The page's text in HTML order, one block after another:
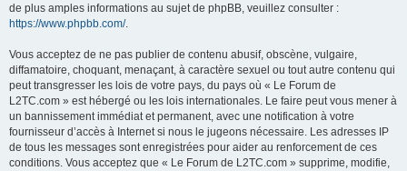
de plus amples informations au sujet de phpBB, veuillez consulter :
https://www.phpbb.com/.
Vous acceptez de ne pas publier de contenu abusif, obscène, vulgaire,
diffamatoire, choquant, menaçant, à caractère sexuel ou tout autre contenu qui
peut transgresser les lois de votre pays, du pays où « Le Forum de
L2TC.com » est hébergé ou les lois internationales. Le faire peut vous mener à
un bannissement immédiat et permanent, avec une notification à votre
fournisseur d’accès à Internet si nous le jugeons nécessaire. Les adresses IP
de tous les messages sont enregistrées pour aider au renforcement de ces
conditions. Vous acceptez que « Le Forum de L2TC.com » supprime, modifie,